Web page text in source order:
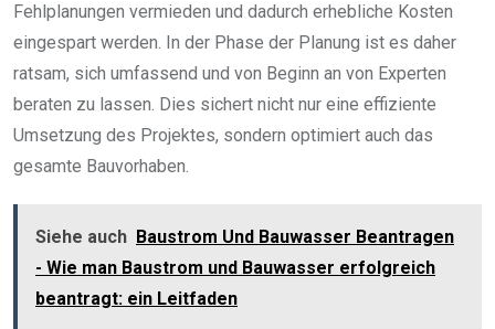
Fehlplanungen vermieden und dadurch erhebliche Kosten
eingespart werden. In der Phase der Planung ist es daher
ratsam, sich umfassend und von Beginn an von Experten
beraten zu lassen. Dies sichert nicht nur eine effiziente
Umsetzung des Projektes, sondern optimiert auch das
gesamte Bauvorhaben.
Siehe auch Baustrom Und Bauwasser Beantragen
- Wie man Baustrom und Bauwasser erfolgreich
beantragt: ein Leitfaden